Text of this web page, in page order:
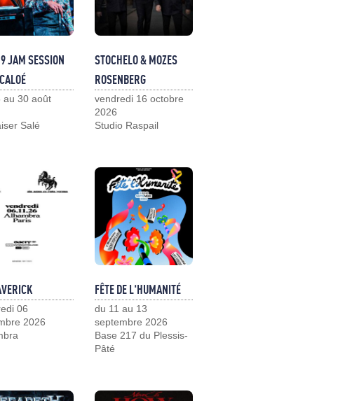
JAM SESSION
au 30 août
Salé
STOCHELO & MOZES
ROSENBERG
vendredi 16 octobre
2026
Studio Raspail
06
2026
FÊTE DE L'HUMANITÉ
du 11 au 13
septembre 2026
Base 217 du Plessis-
Pâté